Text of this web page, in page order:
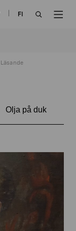
FI
Läsande
Olja på duk